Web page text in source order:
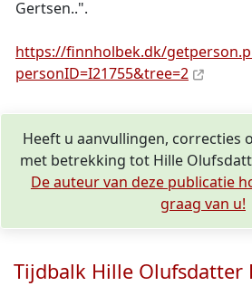
Gertsen..".
https://finnholbek.dk/
personID=I21755&tree=2
Heeft u aanvullingen, correcties
met betrekking tot Hille
De auteur van deze publicatie
graag van u!
Tijdbalk Hille Olufsdatter